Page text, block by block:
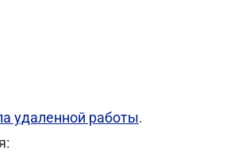
удаленной работы.